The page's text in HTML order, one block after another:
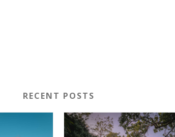
RECENT POSTS